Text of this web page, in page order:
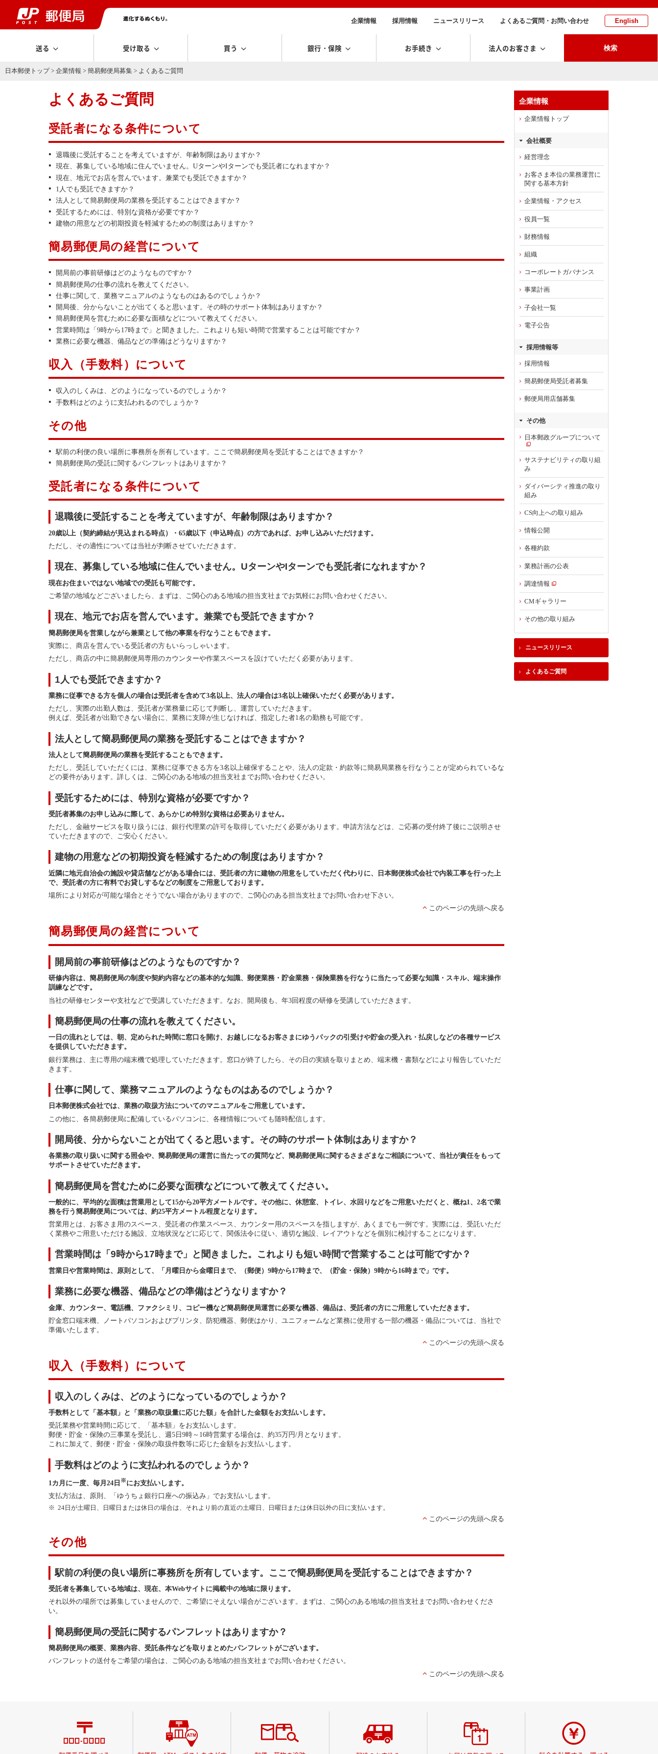
企業情報 採用情報 ニュースリリース よくあるご質問・お問い合わせ English
送る 受け取る 買う 銀行・保険 お手続き 法人のお客さま 検索
日本郵便トップ>企業情報 >簡易郵便局募集 > よくあるご質問
よくあるご質問
受託者になる条件について
退職後に受託することを考えていますが、年齢制限はありますか？
現在、募集している地域に住んでいません。UターンやIターンでも受託者になれますか？
現在、地元でお店を営んでいます。兼業でも受託できますか？
1人でも受託できますか？
法人として簡易郵便局の業務を受託することはできますか？
受託するためには、特別な資格が必要ですか？
建物の用意などの初期投資を軽減するための制度はありますか？
簡易郵便局の経営について
開局前の事前研修はどのようなものですか？
簡易郵便局の仕事の流れを教えてください。
仕事に関して、業務マニュアルのようなものはあるのでしょうか？
開局後、分からないことが出てくると思います。その時のサポート体制はありますか？
簡易郵便局を営むために必要な面積などについて教えてください。
営業時間は「9時から17時まで」と聞きました。これよりも短い時間で営業することは可能ですか？
業務に必要な機器、備品などの準備はどうなりますか？
収入（手数料）について
収入のしくみは、どのようになっているのでしょうか？
手数料はどのように支払われるのでしょうか？
その他
駅前の利便の良い場所に事務所を所有しています。ここで簡易郵便局を受託することはできますか？
簡易郵便局の受託に関するパンフレットはありますか？
受託者になる条件について
退職後に受託することを考えていますが、年齢制限はありますか？
20歳以上（契約締結が見込まれる時点）・65歳以下（申込時点）の方であれば、お申し込みいただけます。
ただし、その適性については当社が判断させていただきます。
現在、募集している地域に住んでいません。UターンやIターンでも受託者になれますか？
現在お住まいではない地域での受託も可能です。
ご希望の地域などございましたら、まずは、ご関心のある地域の担当支社までお気軽にお問い合わせください。
現在、地元でお店を営んでいます。兼業でも受託できますか？
簡易郵便局を営業しながら兼業として他の事業を行なうこともできます。
実際に、商店を営んでいる受託者の方もいらっしゃいます。
ただし、商店の中に簡易郵便局専用のカウンターや作業スペースを設けていただく必要があります。
1人でも受託できますか？
業務に従事できる方を個人の場合は受託者を含めて3名以上、法人の場合は3名以上確保いただく必要があります。
ただし、実際の出勤人数は、受託者が業務量に応じて判断し、運営していただきます。
例えば、受託者が出勤できない場合に、業務に支障が生じなければ、指定した者1名の勤務も可能です。
法人として簡易郵便局の業務を受託することはできますか？
法人として簡易郵便局の業務を受託することもできます。
ただし、受託していただくには、業務に従事できる方を3名以上確保することや、法人の定款・約款等に簡易局業務を行なうことが定められているな
どの要件があります。詳しくは、ご関心のある地域の担当支社までお問い合わせください。
受託するためには、特別な資格が必要ですか？
受託者募集のお申し込みに際して、あらかじめ特別な資格は必要ありません。
ただし、金融サービスを取り扱うには、銀行代理業の許可を取得していただく必要があります。申請方法などは、ご応募の受付終了後にご説明させ
ていただきますので、ご安心ください。
建物の用意などの初期投資を軽減するための制度はありますか？
近隣に地元自治会の施設や貸店舗などがある場合には、受託者の方に建物の用意をしていただく代わりに、日本郵便株式会社で内装工事を行った上
で、受託者の方に有料でお貸しするなどの制度をご用意しております。
場所により対応が可能な場合とそうでない場合がありますので、ご関心のある担当支社までお問い合わせ下さい。
このページの先頭へ戻る
簡易郵便局の経営について
開局前の事前研修はどのようなものですか？
研修内容は、簡易郵便局の制度や契約内容などの基本的な知識、郵便業務・貯金業務・保険業務を行なうに当たって必要な知識・スキル、端末操作
訓練などです。
当社の研修センターや支社などで受講していただきます。なお、開局後も、年3回程度の研修を受講していただきます。
簡易郵便局の仕事の流れを教えてください。
一日の流れとしては、朝、定められた時間に窓口を開け、お越しになるお客さまにゆうパックの引受けや貯金の受入れ・払戻しなどの各種サービス
を提供していただきます。
銀行業務は、主に専用の端末機で処理していただきます。窓口が終了したら、その日の実績を取りまとめ、端末機・書類などにより報告していただ
きます。
仕事に関して、業務マニュアルのようなものはあるのでしょうか？
日本郵便株式会社では、業務の取扱方法についてのマニュアルをご用意しています。
この他に、各簡易郵便局に配備しているパソコンに、各種情報についても随時配信します。
開局後、分からないことが出てくると思います。その時のサポート体制はありますか？
各業務の取り扱いに関する照会や、簡易郵便局の運営に当たっての質問など、簡易郵便局に関するさまざまなご相談について、当社が責任をもって
サポートさせていただきます。
簡易郵便局を営むために必要な面積などについて教えてください。
一般的に、平均的な面積は営業用として15から20平方メートルです。その他に、休憩室、トイレ、水回りなどをご用意いただくと、概ね1、2名で業
務を行う簡易郵便局については、約25平方メートル程度となります。
営業用とは、お客さま用のスペース、受託者の作業スペース、カウンター用のスペースを指しますが、あくまでも一例です。実際には、受託いただ
く業務やご用意いただける施設、立地状況などに応じて、関係法令に従い、適切な施設、レイアウトなどを個別に検討することになります。
営業時間は「9時から17時まで」と聞きました。これよりも短い時間で営業することは可能ですか？
営業日や営業時間は、原則として、「月曜日から金曜日まで、（郵便）9時から17時まで、（貯金・保険）9時から16時まで」です。
業務に必要な機器、備品などの準備はどうなりますか？
金庫、カウンター、電話機、ファクシミリ、コピー機など簡易郵便局運営に必要な機器、備品は、受託者の方にご用意していただきます。
貯金窓口端末機、ノートパソコンおよびプリンタ、防犯機器、郵便はかり、ユニフォームなど業務に使用する一部の機器・備品については、当社で
準備いたします。
このページの先頭へ戻る
収入（手数料）について
収入のしくみは、どのようになっているのでしょうか？
手数料として「基本額」と「業務の取扱量に応じた額」を合計した金額をお支払いします。
受託業務や営業時間に応じて、「基本額」をお支払いします。
郵便・貯金・保険の三事業を受託し、週5日9時～16時営業する場合は、約35万円/月となります。
これに加えて、郵便・貯金・保険の取扱件数等に応じた金額をお支払いします。
手数料はどのように支払われるのでしょうか？
1カ月に一度、毎月24日 ※にお支払いします。
支払方法は、原則、「ゆうちょ銀行口座への振込み」でお支払いします。
24日が土曜日、日曜日または休日の場合は、それより前の直近の土曜日、日曜日または休日以外の日に支払います。
このページの先頭へ戻る
その他
駅前の利便の良い場所に事務所を所有しています。ここで簡易郵便局を受託することはできますか？
受託者を募集している地域は、現在、本Webサイトに掲載中の地域に限ります。
それ以外の場所では募集していませんので、ご希望にそえない場合がございます。まずは、ご関心のある地域の担当支社までお問い合わせくださ
い。
簡易郵便局の受託に関するパンフレットはありますか？
簡易郵便局の概要、業務内容、受託条件などを取りまとめたパンフレットがございます。
パンフレットの送付をご希望の場合は、ご関心のある地域の担当支社までお問い合わせください。
このページの先頭へ戻る
企業情報
企業情報トップ
会社概要
経営理念
お客さま本位の業務運営に
関する基本方針
企業情報・アクセス
役員一覧
財務情報
組織
コーポレートガバナンス
事業計画
子会社一覧
電子公告
採用情報等
採用情報
簡易郵便局受託者募集
郵便局用店舗募集
その他
日本郵政グループについて
サステナビリティの取り組
み
ダイバーシティ推進の取り
組み
CS向上への取り組み
情報公開
各種約款
業務計画の公表
調達情報
CMギャラリー
その他の取り組み
ニュースリリース
よくあるご質問